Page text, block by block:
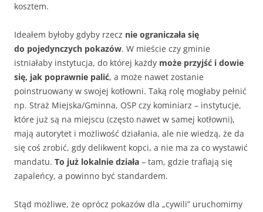
kosztem.
Ideałem byłoby gdyby rzecz nie ograniczała się
do pojedynczych pokazów. W mieście czy gminie
istniałaby instytucja, do której każdy może przyjść i dowie
się, jak poprawnie palić, a może nawet zostanie
poinstruowany w swojej kotłowni. Taką rolę mogłaby pełnić
np. Straż Miejska/Gminna, OSP czy kominiarz – instytucje,
które już są na miejscu (często nawet w samej kotłowni),
mają autorytet i możliwość działania, ale nie wiedzą, że da
się coś zrobić, gdy delikwent kopci, a nie ma za co wystawić
mandatu. To już lokalnie działa – tam, gdzie trafiają się
zapaleńcy, a powinno być standardem.
Stąd możliwe, że oprócz pokazów dla „cywili” uruchomimy